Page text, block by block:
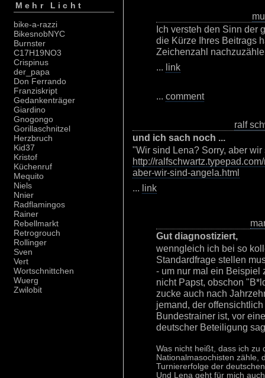
Mehr Licht
bike-a-razzi
BikesnobNYC
Burnster
C17H19NO3
Crispinus
der_papa
Don Ferrando
Franziskript
Gedankenträger
Giardino
Gnogongo
Gorillaschnitzel
Herzbruch
Kid37
Kristof
Küchenruf
Mequito
Niels
Nnier
Radflamingos
Rainer
Rebellmarkt
Retrogrouch
Rollinger
Sven
Vert
Wortschnittchen
Wuerg
Zwilobit
Ich versteh den Sinn der
die Kürze Ihres Beitrags
Zeichenzahl
... link
... comment
ralf
und ich sach noch ...
"Wir sind Lena? Sorry, aber
http://
aber-wir-sind-angela.html
... link
Gut diagnostiziert,
wenngleich ich bei so
Standardfrage stellen
- um nur mal ein Beispiel
nicht Papst, obschon
zucke auch nach
jemand, der
Bundestrainer ist, vor
deutscher Beteiligung
Was nicht heißt, dass ich zu
Nationalmasochisten zähle,
Turniererfolge der
Und Lena geht für mich